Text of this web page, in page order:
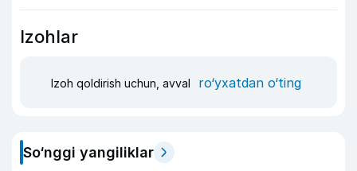
Izohlar
Izoh qoldirish uchun, avval ro‘yxatdan o‘ting
So‘nggi yangiliklar